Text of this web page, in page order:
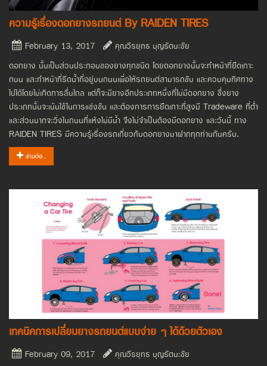
ความรู้เรื่องดอกยางรถยนต์ By RAIDEN TIRES
February 13, 2017
คุณวีรยุทธ บุญรัตนะชัย
ดอกยาง นั้นเป็นส่วนประกอบของยางทุกชนิด โดยดอกยางนั้นจะทำหน้าที่ยึดเกาะ
ถนน และทำหน้าที่รีดน้ำที่อยู่บนถนนเพื่อให้รถยนต์สามารถขับ และควบคุมทิศทาง
ไปได้โดยไม่เกิดการลื่นไถล แต่ก็จะมียางอีกประเภทหนึ่งที่ไม่มีดอกยาง ซึ่งยาง
ประเภทนั้นจะเน้นใช้ในการแข่งขัน และต้องการการยึดเกาะที่สูงมี Tradeware ที่ต่ำ
และส่วนมากจะวิ่งในถนนที่แห้งไม่มีน้ำ จึงไม่จำเป็นต้องมีดอกยาง และวันนี้ ทาง
RAIDEN TIRES มีความรู้เรื่องรถเกี่ยวกับดอกยางมาฝากทุกท่านกันครับ.
อ่านต่อ..
เทคนิคการเปลี่ยนยางรถยนต์แบบง่าย ๆ ได้ด้วยตัวเอง
February 09, 2017
คุณวีรยุทธ บุญรัตนะชัย